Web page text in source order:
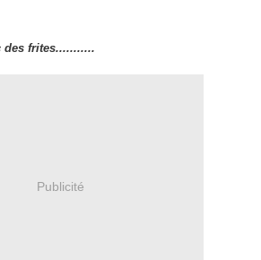
des frites...........
Publicité